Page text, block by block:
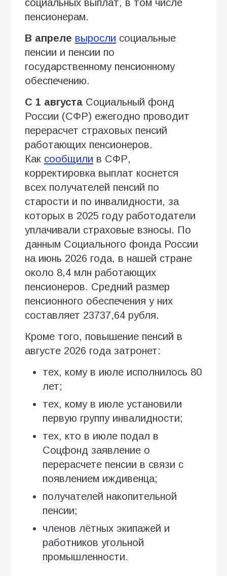
социальных выплат, в том числе
пенсионерам.
В апреле выросли социальные
пенсии и пенсии по
государственному пенсионному
обеспечению.
С 1 августа Социальный фонд
России (СФР) ежегодно проводит
перерасчет страховых пенсий
работающих пенсионеров.
Как сообщили в СФР,
корректировка выплат коснется
всех получателей пенсий по
старости и по инвалидности, за
которых в 2025 году работодатели
уплачивали страховые взносы. По
данным Социального фонда России
на июнь 2026 года, в нашей стране
около 8,4 млн работающих
пенсионеров. Средний размер
пенсионного обеспечения у них
составляет 23737,64 рубля.
Кроме того, повышение пенсий в
августе 2026 года затронет:
тех, кому в июле исполнилось 80
лет;
тех, кому в июле установили
первую группу инвалидности;
тех, кто в июле подал в
Соцфонд заявление о
перерасчете пенсии в связи с
появлением иждивенца;
получателей накопительной
пенсии;
членов лётных экипажей и
работников угольной
промышленности.